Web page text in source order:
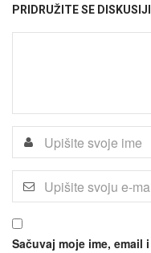
PRIDRUŽITE SE DISKUSIJI
Sačuvaj moje ime, email